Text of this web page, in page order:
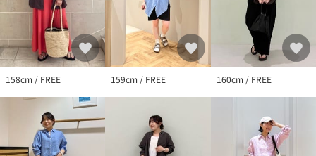
【注意事項】
※リネン素材は天然素材のため、「シワが味」で、着こむほどに
柔らかくなり風合いが増します。作りこみし過ぎない自然体の雰
囲気が特徴です。
※この製品は、ネップ（糸が部分的に太くなっている部分）や織
※《麻製品のお取扱い注意》この製品はシワになりやすい特性が
あります。着用や洗濯などの摩擦により、部分的に白っぽくなる
ことがあります。これは、生地の表面が擦られることにより毛羽
立ったために起こる白化現象と呼ばれるもので、色落ちではあり
158cm / FREE 159cm / FREE 160cm / FREE